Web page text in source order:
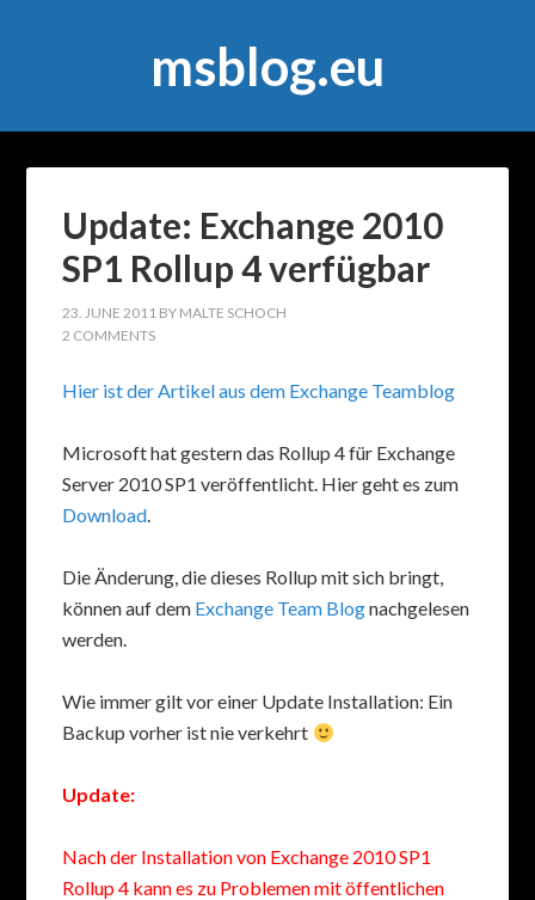
msblog.eu
Update: Exchange 2010
SP1 Rollup 4 verfügbar
23. JUNE 2011 BY MALTE SCHOCH
2 COMMENTS
Hier ist der Artikel aus dem Exchange Teamblog
Microsoft hat gestern das Rollup 4 für Exchange
Server 2010 SP1 veröffentlicht. Hier geht es zum
Download.
Die Änderung, die dieses Rollup mit sich bringt,
können auf dem Exchange Team Blognachgelesen
werden.
Wie immer gilt vor einer Update Installation: Ein
Backup vorher ist nie verkehrt
Update:
Nach der Installation von Exchange 2010 SP1
Rollup 4 kann es zu Problemen mit öffentlichen